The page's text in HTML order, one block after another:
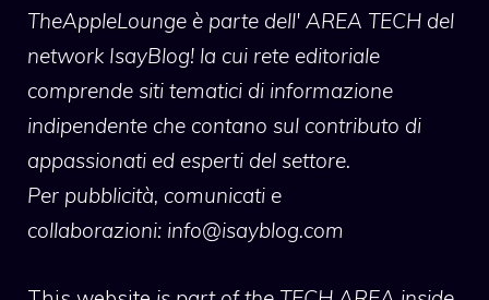
TheAppleLounge è parte dell' AREA TECH del
network IsayBlog! la cui rete editoriale
comprende siti tematici di informazione
indipendente che contano sul contributo di
appassionati ed esperti del settore.
Per pubblicità, comunicati e
collaborazioni: info@isayblog.com